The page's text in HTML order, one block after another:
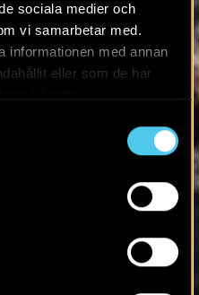
sociala medier och
vi samarbetar med.
informationen med annan
eller som de har